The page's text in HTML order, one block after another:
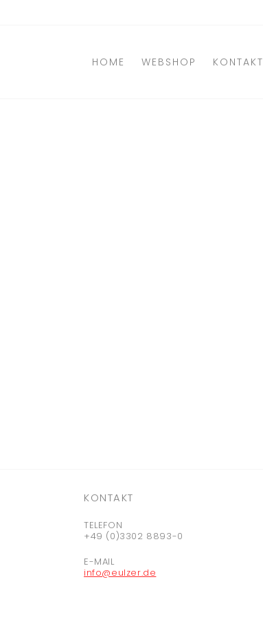
HOME WEBSHOP KONTAKT
KONTAKT
TELEFON
+49 (0)3302 8893-0
E-MAIL
info@eulzer.de